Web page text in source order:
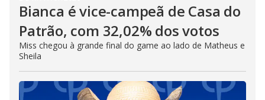
Bianca é vice-campeã de Casa do
Patrão, com 32,02% dos votos
Miss chegou à grande final do game ao lado de Matheus e
Sheila